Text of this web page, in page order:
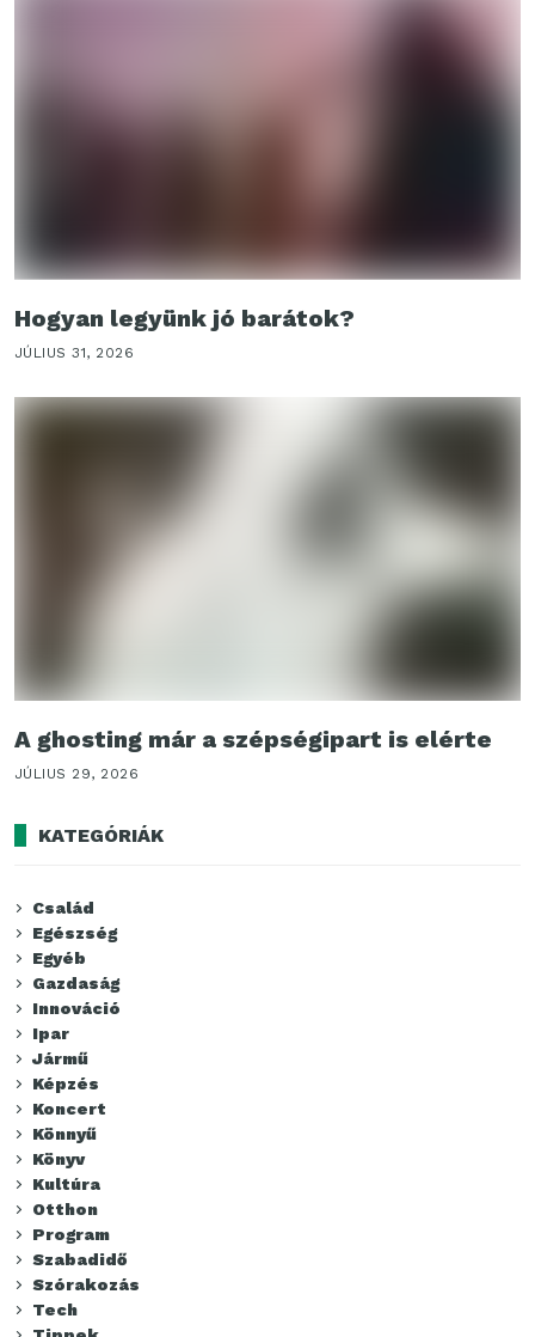
Hogyan legyünk jó barátok?
JÚLIUS 31, 2026
A ghosting már a szépségipart is elérte
JÚLIUS 29, 2026
KATEGÓRIÁK
Család
Egészség
Egyéb
Gazdaság
Innováció
Ipar
Jármű
Képzés
Koncert
Könnyű
Könyv
Kultúra
Otthon
Program
Szabadidő
Szórakozás
Tech